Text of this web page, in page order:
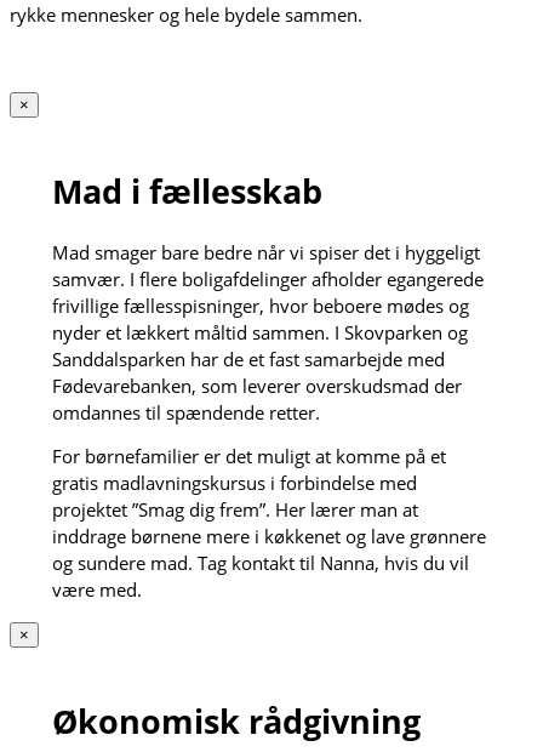
rykke mennesker og hele bydele sammen.
×
Mad i fællesskab
Mad smager bare bedre når vi spiser det i hyggeligt
samvær. I flere boligafdelinger afholder egangerede
frivillige fællesspisninger, hvor beboere mødes og
nyder et lækkert måltid sammen. I Skovparken og
Sanddalsparken har de et fast samarbejde med
Fødevarebanken, som leverer overskudsmad der
omdannes til spændende retter.
For børnefamilier er det muligt at komme på et
gratis madlavningskursus i forbindelse med
projektet ”Smag dig frem”. Her lærer man at
inddrage børnene mere i køkkenet og lave grønnere
og sundere mad. Tag kontakt til Nanna, hvis du vil
være med.
×
Økonomisk rådgivning